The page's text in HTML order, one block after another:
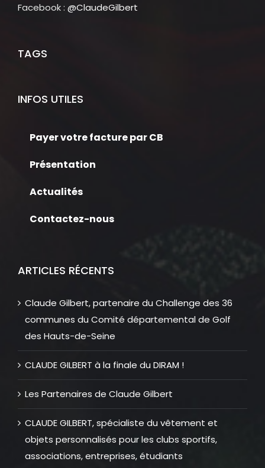
Facebook : @ClaudeGilbert
TAGS
INFOS UTILES
Payer votre facture par CB
Présentation
Actualités
Contactez-nous
ARTICLES RÉCENTS
Claude Gilbert, partenaire du Challenge des 36
communes du Comité départemental de Golf
des Hauts-de-Seine
CLAUDE GILBERT à la finale du DIRAM !
Les Partenaires de Claude Gilbert
CLAUDE GILBERT, spécialiste du vêtement et
objets personnalisés pour les clubs sportifs,
associations, entreprises, étudiants